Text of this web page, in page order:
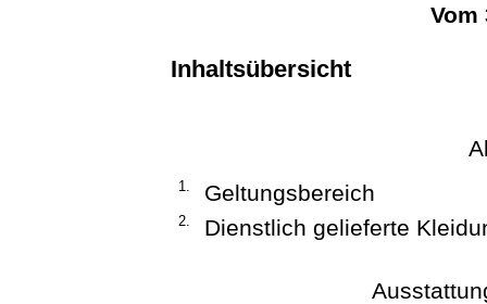
Vom
Inhaltsübersicht
1. Geltungsbereich
2. Dienstlich gelieferte